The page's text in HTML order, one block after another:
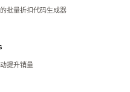
批量折扣代码生成器
提升销量